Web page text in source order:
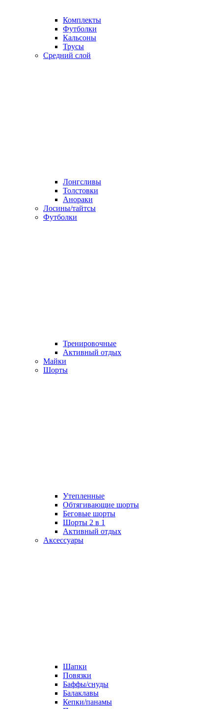
Комплекты
Футболки
Кальсоны
Трусы
Средний слой
Лонгсливы
Толстовки
Анораки
Лосины/тайтсы
Футболки
Тренировочные
Активный отдых
Майки
Шорты
Утепленные
Обтягивающие шорты
Беговые шорты
Шорты 2 в 1
Активный отдых
Аксессуары
Шапки
Повязки
Баффы/снуды
Балаклавы
Кепки/панамы